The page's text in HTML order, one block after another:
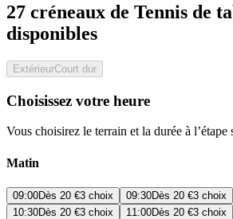
27 créneaux de Tennis de
disponibles
ExtérieurCourt dur
Choisissez votre heure
Vous choisirez le terrain et la durée à l’étape
Matin
09:00Dès 20 €3 choix 09:30Dès 20 €3 choix
10:30Dès 20 €3 choix 11:00Dès 20 €3 choix